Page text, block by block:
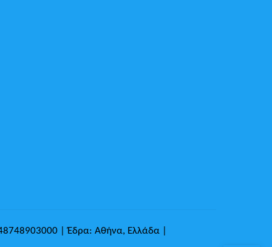
| Έδρα: Αθήνα, Ελλάδα |